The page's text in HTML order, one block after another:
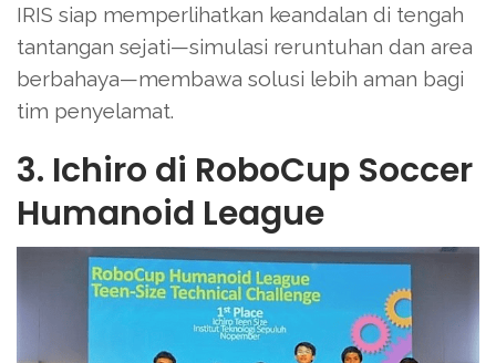
IRIS siap memperlihatkan keandalan di tengah
tantangan sejati—simulasi reruntuhan dan area
berbahaya—membawa solusi lebih aman bagi
tim penyelamat.
3. Ichiro di RoboCup Soccer
Humanoid League